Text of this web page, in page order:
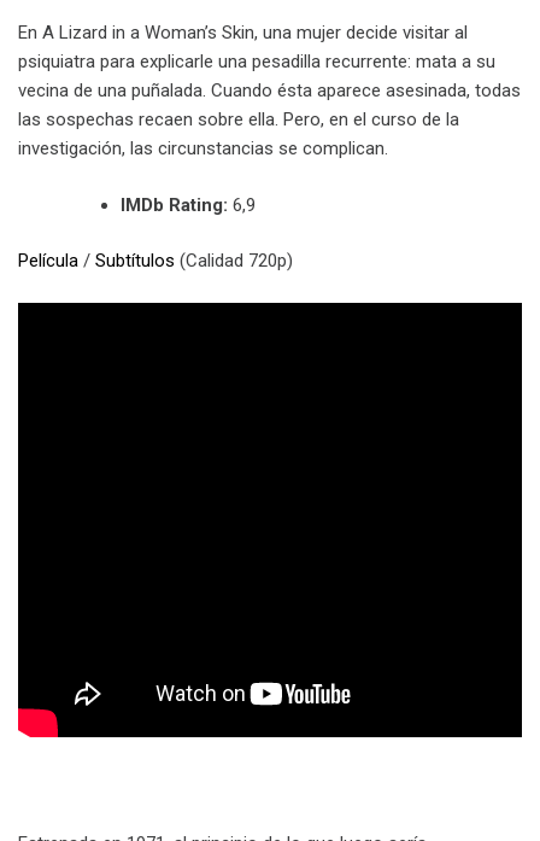
En A Lizard in a Woman’s Skin, una mujer decide visitar al
psiquiatra para explicarle una pesadilla recurrente: mata a su
vecina de una puñalada. Cuando ésta aparece asesinada, todas
las sospechas recaen sobre ella. Pero, en el curso de la
investigación, las circunstancias se complican.
IMDb Rating: 6,9
Película / Subtítulos (Calidad 720p)